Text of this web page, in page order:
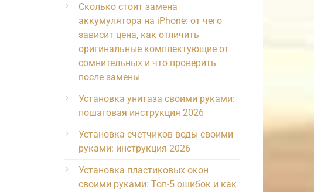
Сколько стоит замена
аккумулятора на iPhone: от чего
зависит цена, как отличить
оригинальные комплектующие от
сомнительных и что проверить
после замены
Установка унитаза своими руками:
пошаговая инструкция 2026
Установка счетчиков воды своими
руками: инструкция 2026
Установка пластиковых окон
своими руками: Топ-5 ошибок и как